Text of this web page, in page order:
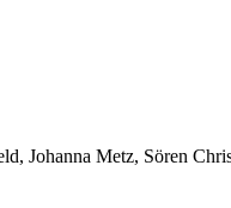
Johanna Metz, Sören